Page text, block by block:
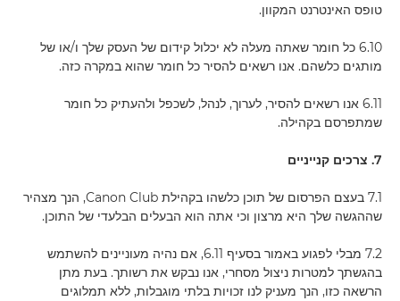
טופס האינטרנט המקוון.
6.10 כל חומר שאתה מעלה לא יכלול קידום של העסק שלך ו/או של
מותגים כלשהם. אנו רשאים להסיר כל חומר שהוא במקרה כזה.
6.11 אנו רשאים להסיר, לערוך, לנהל, לשכפל ולהעתיק כל חומר
שמתפרסם בקהילה.
7. צרכים קנייניים
7.1 בעצם הפרסום של תוכן כלשהו בקהילת Canon Club, הנך מצהיר
שההגשה שלך היא מרצון וכי אתה הוא הבעלים הבלעדי של התוכן.
7.2 מבלי לפגוע באמור בסעיף 6.11, אם נהיה מעוניינים להשתמש
בהגשתך למטרות ניצול מסחרי, אנו נבקש את רשותך. בעת מתן
הרשאה כזו, הנך מעניק לנו זכויות בלתי מוגבלות, ללא תמלוגים